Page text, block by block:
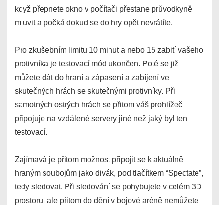
když přepnete okno v počítači přestane průvodkyně
mluvit a počká dokud se do hry opět nevrátíte.
Pro zkušebním limitu 10 minut a nebo 15 zabití vašeho
protivníka je testovací mód ukončen. Poté se již
můžete dát do hraní a zápasení a zabíjení ve
skutečných hrách se skutečnými protivníky. Při
samotných ostrých hrách se přitom váš prohlížeč
připojuje na vzdálené servery jiné než jaký byl ten
testovací.
Zajímavá je přitom možnost připojit se k aktuálně
hraným soubojům jako divák, pod tlačítkem “Spectate”,
tedy sledovat. Při sledování se pohybujete v celém 3D
prostoru, ale přitom do dění v bojové aréně nemůžete